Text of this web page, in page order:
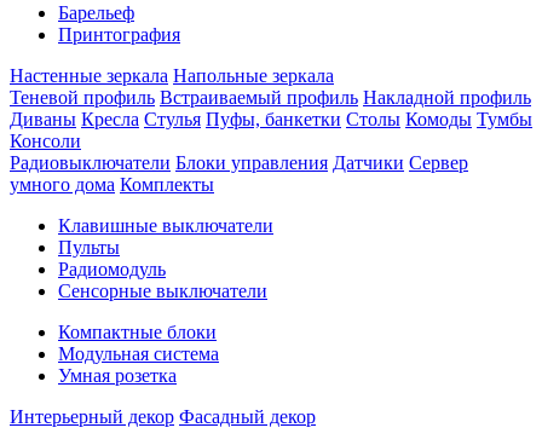
Барельеф
Принтография
Настенные зеркала Напольные зеркала
Теневой профиль Встраиваемый профиль Накладной профиль
Диваны Кресла Стулья Пуфы, банкетки Столы Комоды Тумбы
Консоли
Радиовыключатели Блоки управления Датчики Сервер
умного дома Комплекты
Клавишные выключатели
Пульты
Радиомодуль
Сенсорные выключатели
Компактные блоки
Модульная система
Умная розетка
Интерьерный декор Фасадный декор